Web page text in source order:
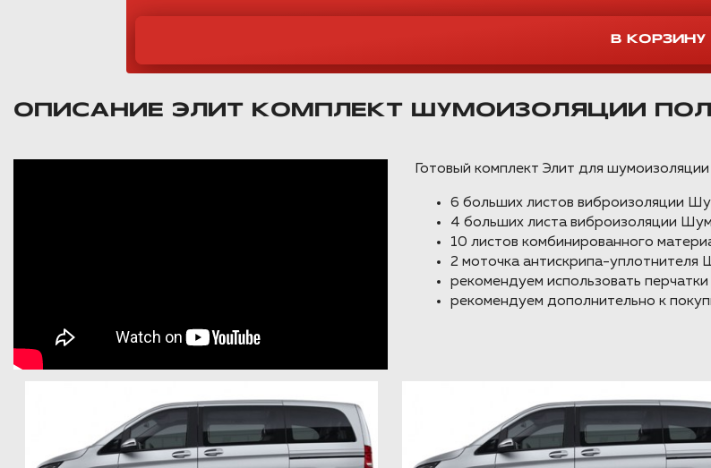
ОПИСАНИЕ ЭЛИТ КОМПЛЕКТ ШУМОИЗОЛЯЦИИ
Готовый комплект Элит для
6 больших листов виброизоляции
4 больших листа виброизоляции
10 листов комбинированного
2 моточка антискрипа-
рекомендуем использовать перчатки
рекомендуем дополнительно к